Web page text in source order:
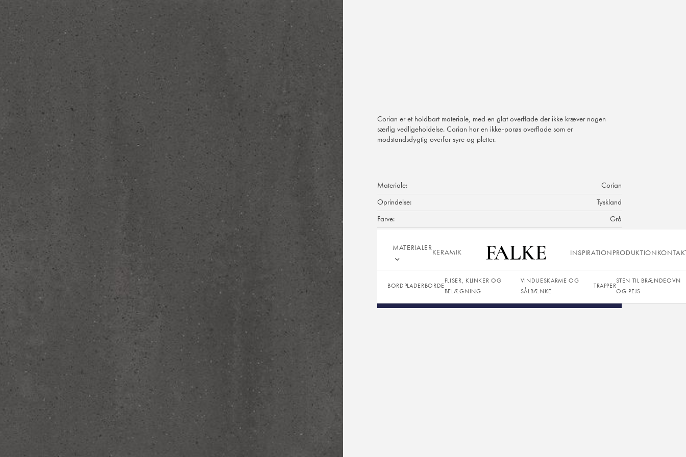
Corian er et holdbart materiale, med en glat overflade der ikke kræver nogen
særlig vedligeholdelse. Corian har en ikke-porøs overflade som er
modstandsdygtig overfor syre og pletter.
Materiale:
Corian
Oprindelse:
Tyskland
Farve:
Grå
Tykkelser:
12 mm
SEND FORESPØRGSEL
MATERIALER
KERAMIK INSPIRATIONPRODUKTION
BORDPLADERBORDE
FLISER, KLINKER OG
BELÆGNING
VINDUESKARME OG
SÅLBÆNKE
TRAPPER
STEN TIL BRÆNDEOVN
OG PEJS